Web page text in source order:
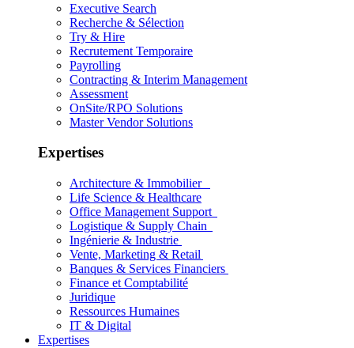
Executive Search
Recherche & Sélection
Try & Hire
Recrutement Temporaire
Payrolling
Contracting & Interim Management
Assessment
OnSite/RPO Solutions
Master Vendor Solutions
Expertises
Architecture & Immobilier
Life Science & Healthcare
Office Management Support
Logistique & Supply Chain
Ingénierie & Industrie
Vente, Marketing & Retail
Banques & Services Financiers
Finance et Comptabilité
Juridique
Ressources Humaines
IT & Digital
Expertises